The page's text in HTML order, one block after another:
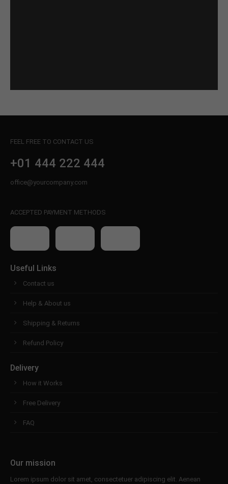
FEEL FREE TO CONTACT US
+01 444 222 444
office@yourcompany.com
ACCEPTED PAYMENT METHODS
Useful Links
Contact us
Help & About us
Shipping & Returns
Refund Policy
Delivery
How it Works
Free Delivery
FAQ
Our mission
Lorem ipsum dolor sit amet, consectetuer adipiscing elit. Aenean